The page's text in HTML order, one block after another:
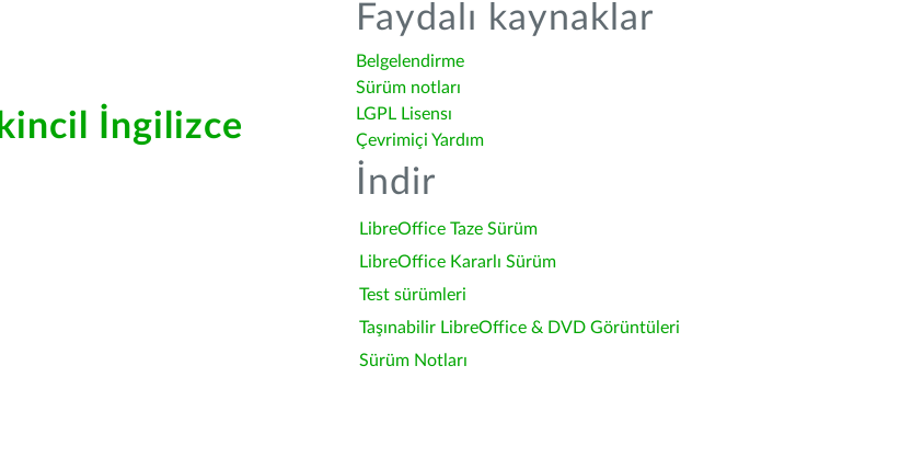
İkincil İngilizce
Faydalı kaynaklar
Belgelendirme
Sürüm notları
LGPL Lisensı
Çevrimiçi Yardım
İndir
LibreOffice Taze Sürüm
LibreOffice Kararlı Sürüm
Test sürümleri
Taşınabilir LibreOffice & DVD Görüntüleri
Sürüm Notları